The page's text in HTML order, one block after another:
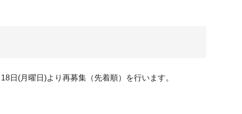
(月曜日)より再募集（先着順）を行います。